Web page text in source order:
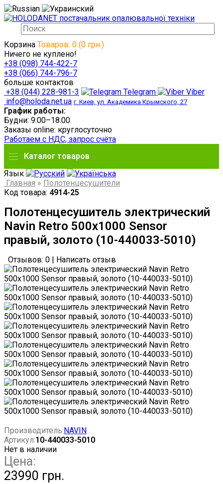
Корзина Товаров: 0 (0 грн.)
Ничего не куплено!
+38 (098) 744-422-7
+38 (066) 744-796-7
больше контактов
+38 (044) 228-981-3
Telegram
Viber
info@holoda.net.ua г. Киев, ул. Академика Крымского, 27
График работы:
Будни: 9:00–18:00
Заказы online: круглосуточно
Работаем с НДС, запрос счёта
Каталог товаров
Язык
Главная » Полотенцесушители
Код товара: 4914-25
Полотенцесушитель электрический
Navin Retro 500х1000 Sensor
правый, золото (10-440033-5010)
Отзывов: 0 Написать отзыв
Производитель: NAVIN
Артикул:10-440033-5010
Нет в наличии
Цена:
23990 грн.